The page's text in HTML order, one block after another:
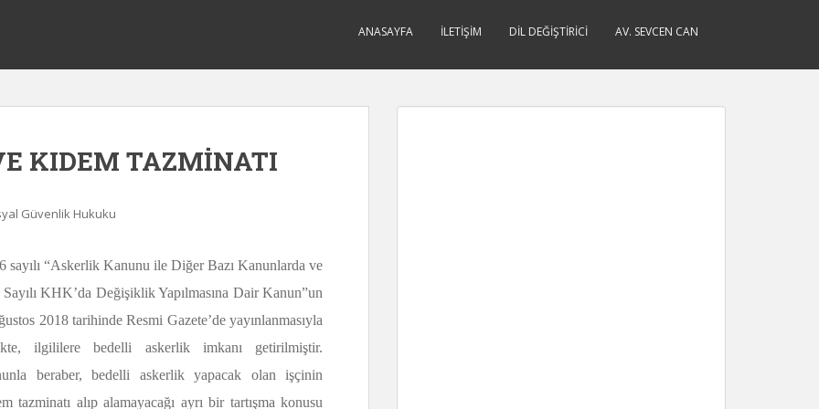
ANASAYFA İLETIŞIM DIL DEĞIŞTIRICI AV. SEVCEN CAN
KIDEM TAZMİNATI
Güvenlik Hukuku
sayılı “Askerlik Kanunu ile Diğer Bazı Kanunlarda ve
KHK’da Değişiklik Yapılmasına Dair Kanun”un
2018 tarihinde Resmi Gazete’de yayınlanmasıyla
ilgililere bedelli askerlik imkanı getirilmiştir.
beraber, bedelli askerlik yapacak olan işçinin
tazminatı alıp alamayacağı ayrı bir tartışma konusu